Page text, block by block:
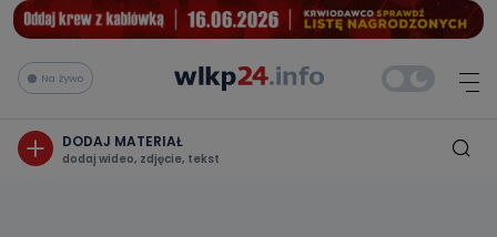
Na żywo
DODAJ MATERIAŁ
dodaj wideo, zdjęcie, tekst